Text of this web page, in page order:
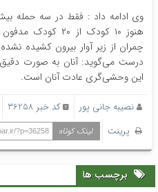
هنوز ۱۰ کودک از
چمران از زیر آوار بیرون کشیده
درست می‌گوید: آنان به صورت دقیق
این وحشی‌گری عادت آنان است.
نصیبه جانی پور کد خبر 36258
پرینت
لینک کوتاه ?p=36258
برچسب ها